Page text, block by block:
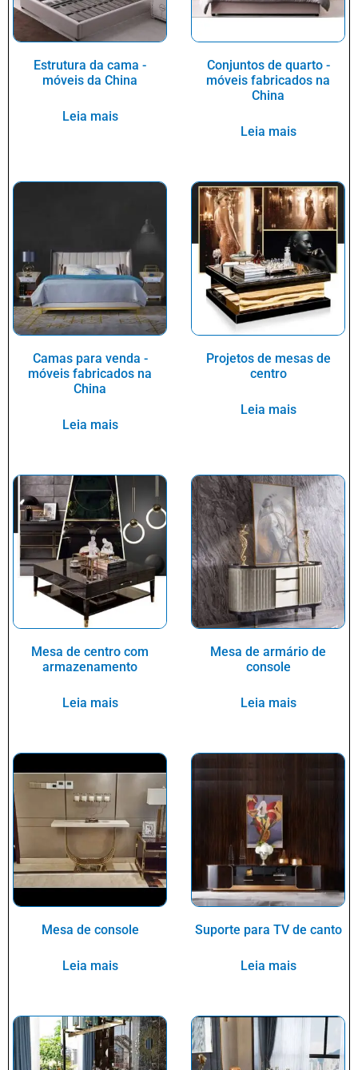
Estrutura da cama -
móveis da China
Leia mais
Conjuntos de quarto -
móveis fabricados na
China
Leia mais
Camas para venda -
móveis fabricados na
China
Leia mais
Projetos de mesas de
centro
Leia mais
Mesa de centro com
armazenamento
Leia mais
Mesa de armário de
console
Leia mais
Mesa de console
Leia mais
Suporte para TV de canto
Leia mais